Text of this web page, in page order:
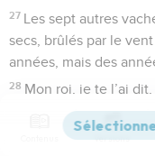
27 Les sept autres
secs, brûlés par le
années, mais des
28 Mon roi, je te l’ai
Les sept années
riches en récoltes
Versions